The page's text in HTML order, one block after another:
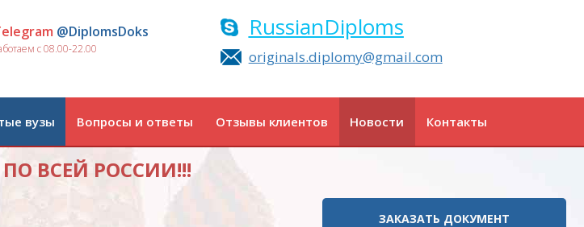
@DiplomsDoks
с 08.00-22.00
RussianDiploms
originals.diplomy@gmail.com
вузы Вопросы и ответы Отзывы клиентов Новости Контакты
ВСЕЙ РОССИИ!!!
ЗАКАЗАТЬ ДОКУМЕНТ